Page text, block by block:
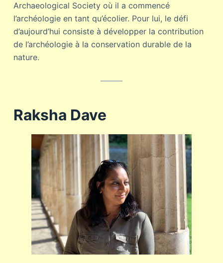
Archaeological Society où il a commencé
l’archéologie en tant qu’écolier. Pour lui, le défi
d’aujourd’hui consiste à développer la contribution
de l’archéologie à la conservation durable de la
nature.
Raksha Dave